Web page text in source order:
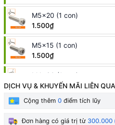
M5x20 (1 con)
1.500₫
M5x15 (1 con)
1.500₫
M4x30 (1 con)
1.000₫
M4x25 (1 con)
DỊCH VỤ & KHUYẾN MÃI LIÊN
Cộng thêm 0 điểm tích lũy
Đơn hàng có giá trị từ 300.000